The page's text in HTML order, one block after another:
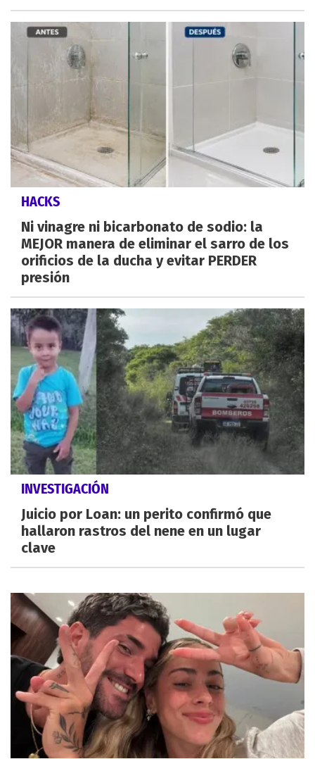
HACKS
Ni vinagre ni bicarbonato de sodio: la
MEJOR manera de eliminar el sarro de los
orificios de la ducha y evitar PERDER
presión
INVESTIGACIÓN
Juicio por Loan: un perito confirmó que
hallaron rastros del nene en un lugar
clave